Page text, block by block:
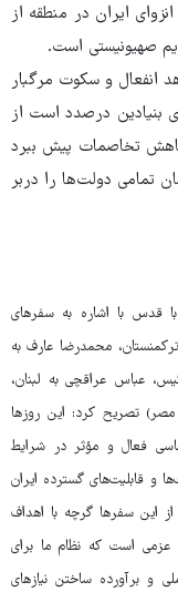
ایران در منطقه از
صهیونیستی است.
انفعال و سکوت مرگبار
بنیادین درصدد است از
تخاصمات پیش ببرد
تمامی دولت‌ها را دربر
قدس با اشاره به سفرهای
محمدرضا عارف به
عباس عراقچی به لبنان،
مصر) تصریح کرد: این روزها
فعال و مؤثر در شرایط
و قابلیت‌های گسترده ایران
این سفرها گرچه با اهداف
عزمی است که نظام ما برای
و برآورده ساختن نیازهای